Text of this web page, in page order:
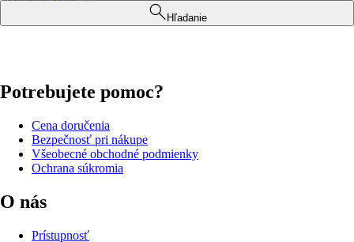
Hľadanie
Potrebujete pomoc?
Cena doručenia
Bezpečnosť pri nákupe
Všeobecné obchodné podmienky
Ochrana súkromia
O nás
Prístupnosť